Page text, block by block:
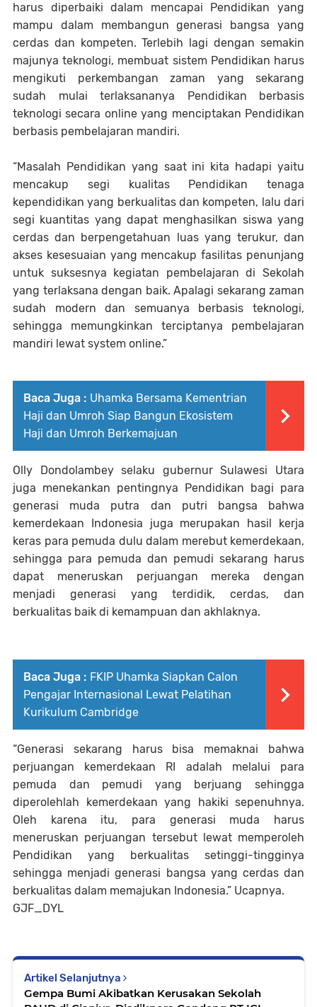
harus diperbaiki dalam mencapai Pendidikan yang
mampu dalam membangun generasi bangsa yang
cerdas dan kompeten. Terlebih lagi dengan semakin
majunya teknologi, membuat sistem Pendidikan harus
mengikuti perkembangan zaman yang sekarang
sudah mulai terlaksananya Pendidikan berbasis
teknologi secara online yang menciptakan Pendidikan
berbasis pembelajaran mandiri.
“Masalah Pendidikan yang saat ini kita hadapi yaitu
mencakup segi kualitas Pendidikan tenaga
kependidikan yang berkualitas dan kompeten, lalu dari
segi kuantitas yang dapat menghasilkan siswa yang
cerdas dan berpengetahuan luas yang terukur, dan
akses kesesuaian yang mencakup fasilitas penunjang
untuk suksesnya kegiatan pembelajaran di Sekolah
yang terlaksana dengan baik. Apalagi sekarang zaman
sudah modern dan semuanya berbasis teknologi,
sehingga memungkinkan terciptanya pembelajaran
mandiri lewat system online.”
Baca Juga : Uhamka Bersama Kementrian
Haji dan Umroh Siap Bangun Ekosistem
Haji dan Umroh Berkemajuan
Olly Dondolambey selaku gubernur Sulawesi Utara
juga menekankan pentingnya Pendidikan bagi para
generasi muda putra dan putri bangsa bahwa
kemerdekaan Indonesia juga merupakan hasil kerja
keras para pemuda dulu dalam merebut kemerdekaan,
sehingga para pemuda dan pemudi sekarang harus
dapat meneruskan perjuangan mereka dengan
menjadi generasi yang terdidik, cerdas, dan
berkualitas baik di kemampuan dan akhlaknya.
Baca Juga : FKIP Uhamka Siapkan Calon
Pengajar Internasional Lewat Pelatihan
Kurikulum Cambridge
“Generasi sekarang harus bisa memaknai bahwa
perjuangan kemerdekaan RI adalah melalui para
pemuda dan pemudi yang berjuang sehingga
diperolehlah kemerdekaan yang hakiki sepenuhnya.
Oleh karena itu, para generasi muda harus
meneruskan perjuangan tersebut lewat memperoleh
Pendidikan yang berkualitas setinggi-tingginya
sehingga menjadi generasi bangsa yang cerdas dan
berkualitas dalam memajukan Indonesia.” Ucapnya.
GJF_DYL
Artikel Selanjutnya
Gempa Bumi Akibatkan Kerusakan Sekolah